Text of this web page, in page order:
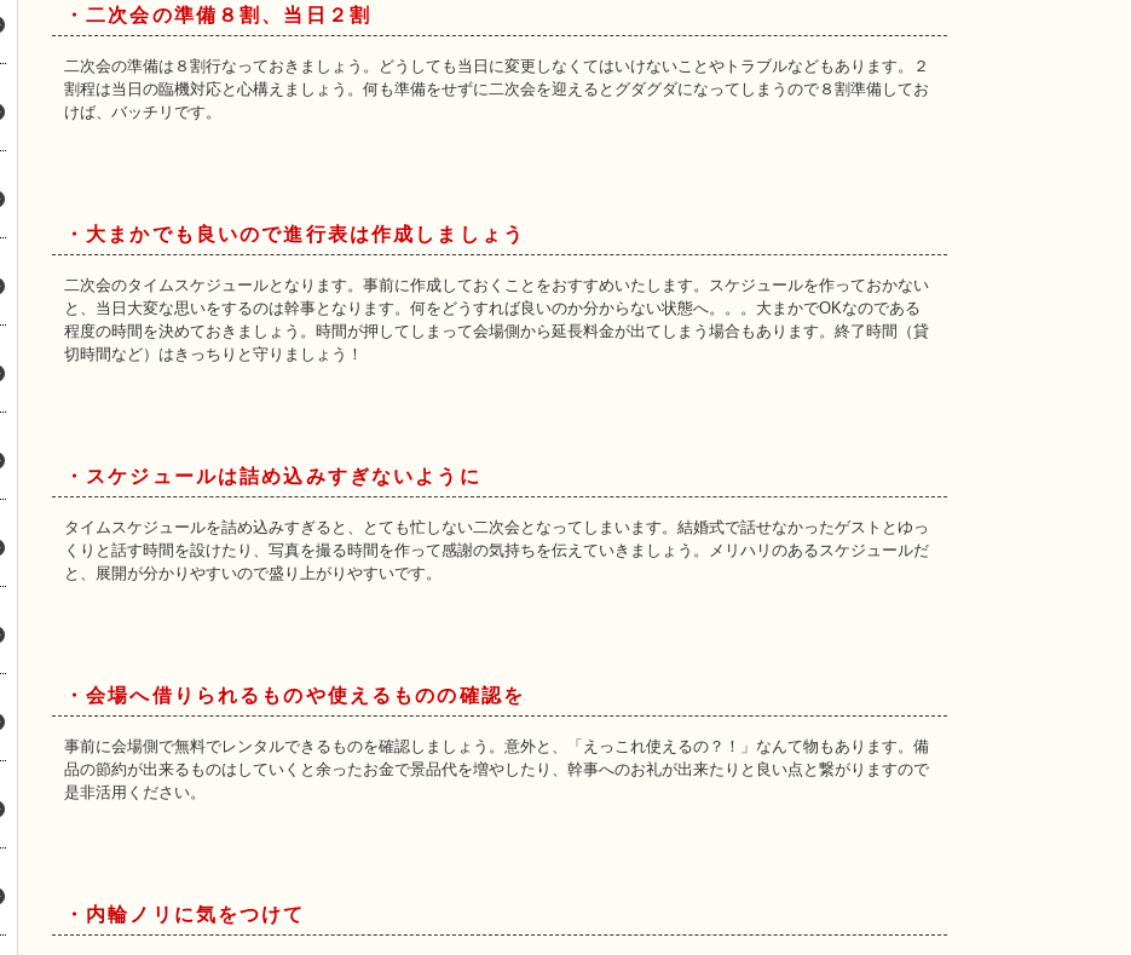
・二次会の準備８割、当日２割
二次会の準備は８割行なっておきましょう。どうしても当日に変更しなくてはいけないことやトラブルなどもあります。２
割程は当日の臨機対応と心構えましょう。何も準備をせずに二次会を迎えるとグダグダになってしまうので８割準備してお
けば、バッチリです。
・大まかでも良いので進行表は作成しましょう
二次会のタイムスケジュールとなります。事前に作成しておくことをおすすめいたします。スケジュールを作っておかない
と、当日大変な思いをするのは幹事となります。何をどうすれば良いのか分からない状態へ。。。大まかでOKなのである
程度の時間を決めておきましょう。時間が押してしまって会場側から延長料金が出てしまう場合もあります。終了時間（貸
切時間など）はきっちりと守りましょう！
・スケジュールは詰め込みすぎないように
タイムスケジュールを詰め込みすぎると、とても忙しない二次会となってしまいます。結婚式で話せなかったゲストとゆっ
くりと話す時間を設けたり、写真を撮る時間を作って感謝の気持ちを伝えていきましょう。メリハリのあるスケジュールだ
と、展開が分かりやすいので盛り上がりやすいです。
・会場へ借りられるものや使えるものの確認を
事前に会場側で無料でレンタルできるものを確認しましょう。意外と、「えっこれ使えるの？！」なんて物もあります。備
品の節約が出来るものはしていくと余ったお金で景品代を増やしたり、幹事へのお礼が出来たりと良い点と繋がりますので
是非活用ください。
・内輪ノリに気をつけて